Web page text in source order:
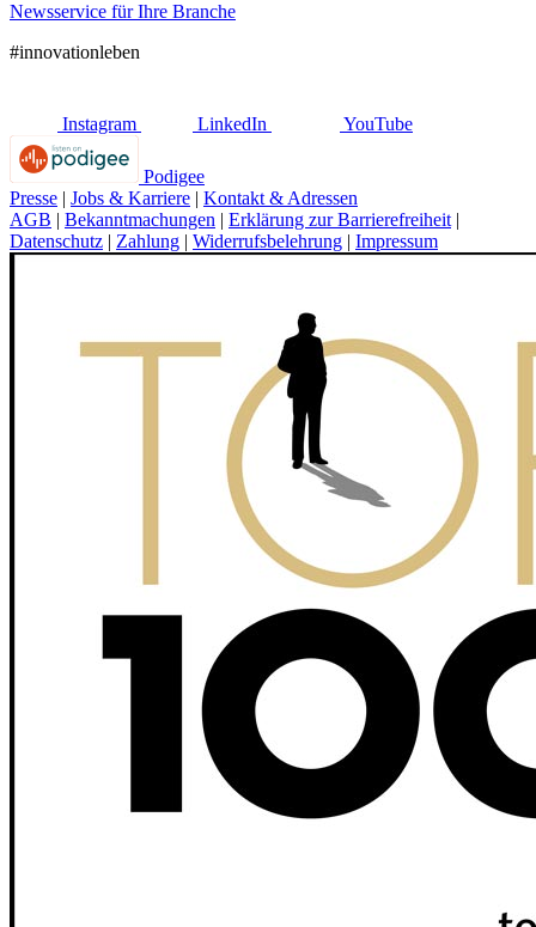
Newsservice für Ihre Branche
#innovationleben
Instagram LinkedIn YouTube
Podigee
Presse | Jobs & Karriere | Kontakt & Adressen
AGB | Bekanntmachungen | Erklärung zur Barrierefreiheit |
Datenschutz | Zahlung | Widerrufsbelehrung | Impressum